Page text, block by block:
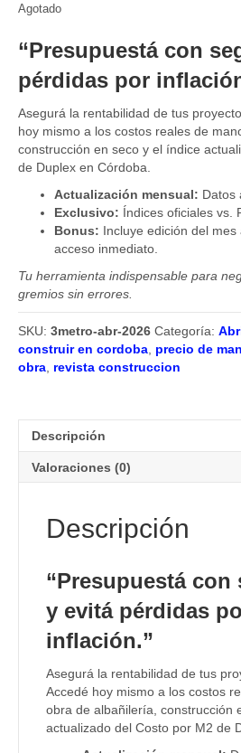
Agotado
“Presupuestá con
pérdidas por
Asegurá la rentabilidad de tus
hoy mismo a los costos reales de
construcción en seco y el índice
de Duplex en Córdoba.
Actualización mensual: Datos
Exclusivo: Índices oficiales vs.
Bonus: Incluye edición del
acceso inmediato.
Tu herramienta indispensable para
gremios sin errores.
SKU: 3metro-abr-2026 Categoría:
construir en cordoba precio de
obra revista construccion
Descripción
Valoraciones (0)
Descripción
“Presupuestá con
y evitá pérdidas
inflación.”
Asegurá la rentabilidad de tus
Accedé hoy mismo a los costos
obra de albañilería, construcción
actualizado del Costo por M2 de